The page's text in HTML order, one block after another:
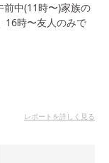
中(11時〜)家族の
16時〜友人のみで
ることができま
レポートを詳しく見る